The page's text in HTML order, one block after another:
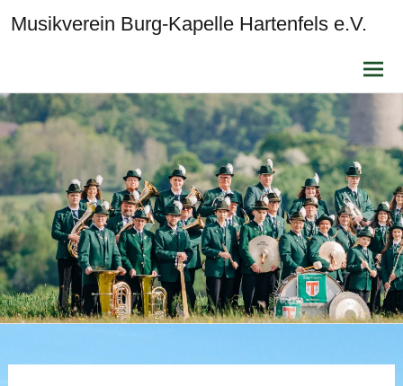
Musikverein Burg-Kapelle Hartenfels e.V.
Inhalt